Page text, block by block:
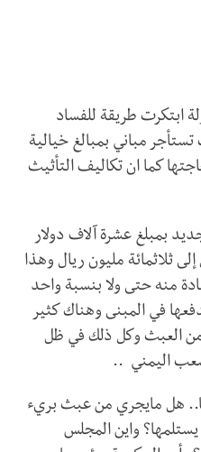
ابتكرت طريقة للفساد
مباني بمبالغ خيالية
كما ان تكاليف التأثيث
بمبلغ عشرة آلاف دولار
ثلاثمائة مليون ريال وهذا
منه حتى ولا بنسبة واحد
في المبنى وهناك كثير
من العبث وكل ذلك في ظل
اليمني ..
هل مايجري من عبث بريء
واين المجلس